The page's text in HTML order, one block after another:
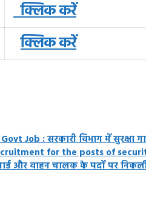
क्लिक करें
क्लिक करें
Job : सरकारी विभाग में सुरक्षा
for the posts of
और वाहन चालक के पदों पर निकली